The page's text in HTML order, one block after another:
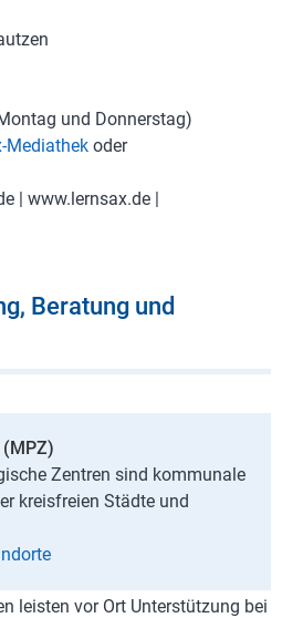
und Donnerstag)
Mediathek oder
| www.lernsax.de |
Beratung und
Zentren sind kommunale
kreisfreien Städte und
leisten vor Ort Unterstützung bei